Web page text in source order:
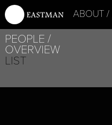
ABOUT
PEOPLE
OVERVIEW
LIST